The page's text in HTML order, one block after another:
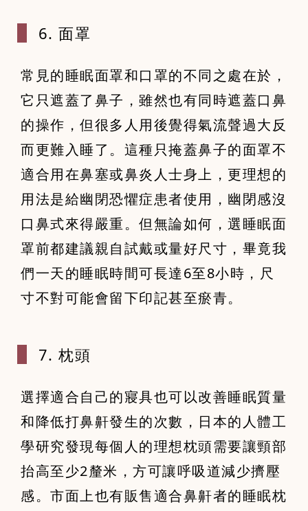
6. 面罩
常見的睡眠面罩和口罩的不同之處在於，
它只遮蓋了鼻子，雖然也有同時遮蓋口鼻
的操作，但很多人用後覺得氣流聲過大反
而更難入睡了。這種只掩蓋鼻子的面罩不
適合用在鼻塞或鼻炎人士身上，更理想的
用法是給幽閉恐懼症患者使用，幽閉感沒
口鼻式來得嚴重。但無論如何，選睡眠面
罩前都建議親自試戴或量好尺寸，畢竟我
們一天的睡眠時間可長達6至8小時，尺
寸不對可能會留下印記甚至瘀青。
7. 枕頭
選擇適合自己的寢具也可以改善睡眠質量
和降低打鼻鼾發生的次數，日本的人體工
學研究發現每個人的理想枕頭需要讓頸部
抬高至少2釐米，方可讓呼吸道減少擠壓
感。市面上也有販售適合鼻鼾者的睡眠枕